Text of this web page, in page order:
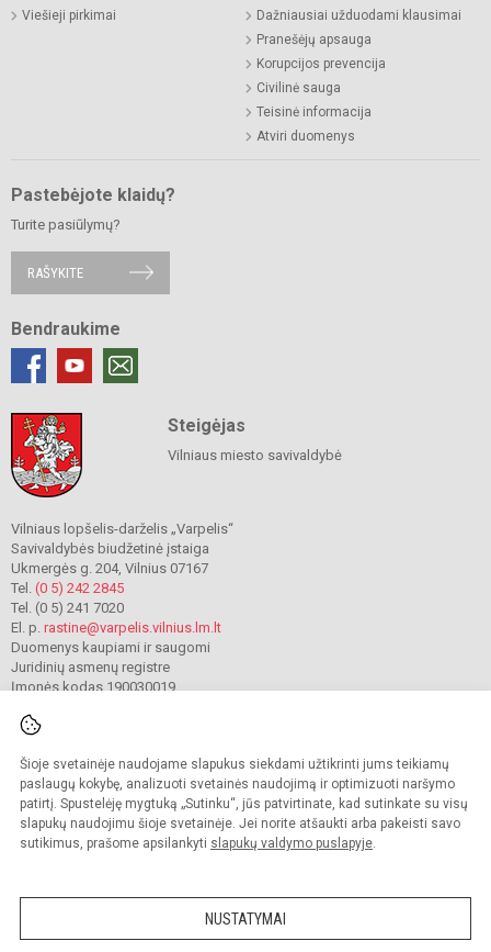
Šioje svetainėje naudojame slapukus siekdami užtikrinti jums teikiamų
paslaugų kokybę, analizuoti svetainės naudojimą ir optimizuoti naršymo
patirtį. Spustelėję mygtuką „Sutinku“, jūs patvirtinate, kad sutinkate su visų
slapukų naudojimu šioje svetainėje. Jei norite atšaukti arba pakeisti savo
sutikimus, prašome apsilankyti slapukų valdymo puslapyje.
NUSTATYMAI
Viešieji pirkimai
Dažniausiai užduodami klausimai
Pranešėjų apsauga
Korupcijos prevencija
Civilinė sauga
Teisinė informacija
Atviri duomenys
Pastebėjote klaidų?
Turite pasiūlymų?
RAŠYKITE
Bendraukime
Steigėjas
Vilniaus miesto savivaldybė
Vilniaus lopšelis-darželis „Varpelis“
Savivaldybės biudžetinė įstaiga
Ukmergės g. 204, Vilnius 07167
Tel. (0 5) 242 2845
Tel. (0 5) 241 7020
El. p. rastine@varpelis.vilnius.lm.lt
Duomenys kaupiami ir saugomi
Juridinių asmenų registre
Įmonės kodas 190030019
© 2023. Vilniaus lopšelis-darželis „Varpelis“. Visos teisės saugomos.
Kopijuoti turinį be raštiško įstaigos administracijos sutikimo griežtai draudžiama.
Prieinamumo paraiška Slapukų valdymas
Sumanus būdas atnaujinti